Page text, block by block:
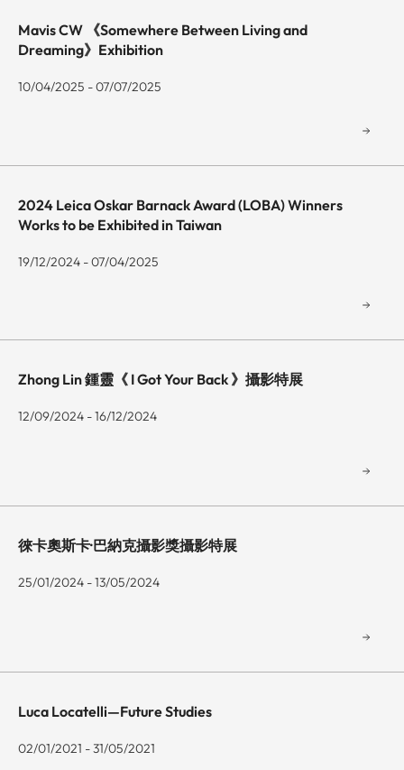
Mavis CW 《Somewhere Between Living and
Dreaming》Exhibition
10/04/2025 - 07/07/2025
2024 Leica Oskar Barnack Award (LOBA) Winners
Works to be Exhibited in Taiwan
19/12/2024 - 07/04/2025
Zhong Lin 鍾靈《 I Got Your Back 》攝影特展
12/09/2024 - 16/12/2024
徠卡奧斯卡·巴納克攝影獎攝影特展
25/01/2024 - 13/05/2024
Luca Locatelli—Future Studies
02/01/2021 - 31/05/2021